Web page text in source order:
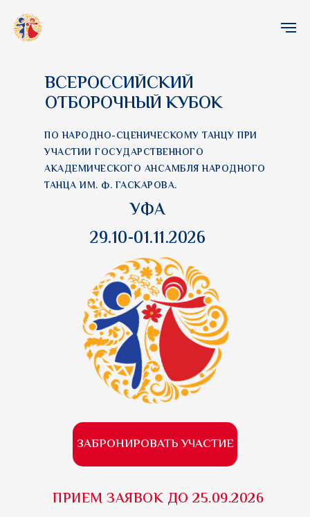
ВСЕРОССИЙСКИЙ
ОТБОРОЧНЫЙ КУБОК
ПО НАРОДНО-СЦЕНИЧЕСКОМУ ТАНЦУ ПРИ
УЧАСТИИ ГОСУДАРСТВЕННОГО
АКАДЕМИЧЕСКОГО АНСАМБЛЯ НАРОДНОГО
ТАНЦА ИМ. Ф. ГАСКАРОВА.
УФА
29.10-01.11.2026
ПРИЕМ ЗАЯВОК ДО 25.09.2026
ЗАБРОНИРОВАТЬ УЧАСТИЕ